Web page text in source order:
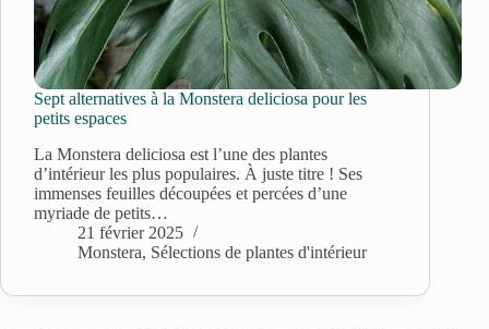
Sept alternatives à la Monstera deliciosa pour les
petits espaces
La Monstera deliciosa est l’une des plantes
d’intérieur les plus populaires. À juste titre ! Ses
immenses feuilles découpées et percées d’une
myriade de petits…
21 février 2025
Monstera, Sélections de plantes d'intérieur